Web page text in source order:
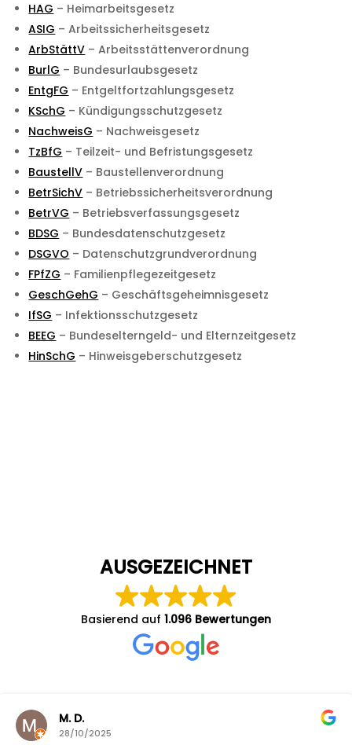
HAG – Heimarbeitsgesetz
ASIG – Arbeitssicherheitsgesetz
ArbStättV – Arbeitsstättenverordnung
BurlG – Bundesurlaubsgesetz
EntgFG – Entgeltfortzahlungsgesetz
KSchG – Kündigungsschutzgesetz
NachweisG – Nachweisgesetz
TzBfG – Teilzeit- und Befristungsgesetz
BaustellV – Baustellenverordnung
BetrSichV – Betriebssicherheitsverordnung
BetrVG – Betriebsverfassungsgesetz
BDSG – Bundesdatenschutzgesetz
DSGVO – Datenschutzgrundverordnung
FPfZG – Familienpflegezeitgesetz
GeschGehG – Geschäftsgeheimnisgesetz
IfSG – Infektionsschutzgesetz
BEEG – Bundeselterngeld- und Elternzeitgesetz
HinSchG – Hinweisgeberschutzgesetz
AUSGEZEICHNET
Basierend auf 1.096 Bewertungen
M. D.
28/10/2025